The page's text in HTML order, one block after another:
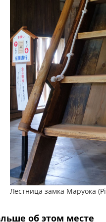
Лестница замка Маруока
об этом месте